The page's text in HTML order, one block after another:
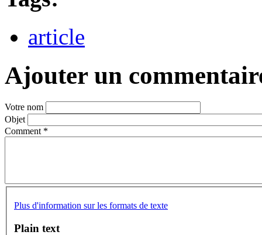
article
Ajouter un
Votre nom
Objet
Comment *
Plus d'information sur les formats de texte
Plain text